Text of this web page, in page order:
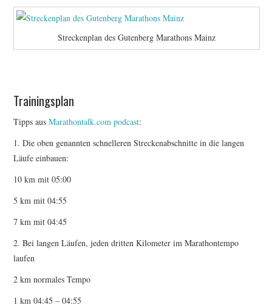
Streckenplan des Gutenberg Marathons Mainz
Trainingsplan
Tipps ausMarathontalk.com podcast:
1. Die oben genannten schnelleren Streckenabschnitte in die langen
Läufe einbauen:
10 km mit 05:00
5 km mit 04:55
7 km mit 04:45
2. Bei langen Läufen, jeden dritten Kilometer im Marathontempo
laufen
2 km normales Tempo
1 km 04:45 – 04:55